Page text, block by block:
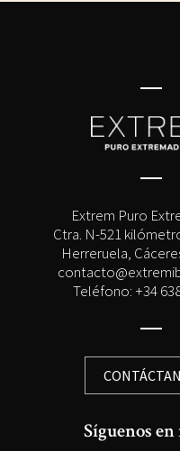
Extrem Puro
Ctra. N-521
Herreruela,
Teléfono: +34
Síguenos en